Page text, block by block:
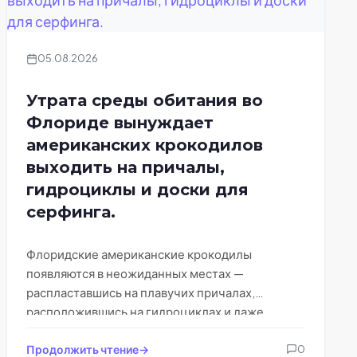
05.08.2026
Утрата среды обитания во
Флориде вынуждает
американских крокодилов
выходить на причалы,
гидроциклы и доски для
серфинга.
Флоридские американские крокодилы
появляются в неожиданных местах —
распластавшись на плавучих причалах,
расположившись на гидроциклах и даже
развитие…
Продолжить чтение 0